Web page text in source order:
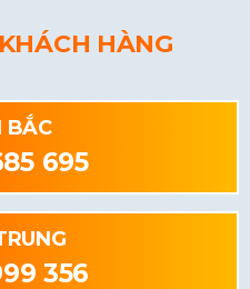
HÀNG
BẮC
695
356